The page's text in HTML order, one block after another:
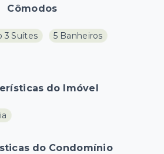
Cômodos
3 Suítes
5 Banheiros
do Imóvel
do Condomínio